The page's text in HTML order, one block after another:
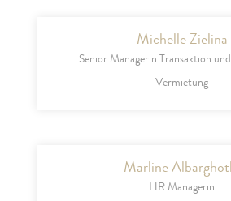
Michelle Zielina
Senior Managerin Transaktion
Vermietung
Marline
HR Managerin